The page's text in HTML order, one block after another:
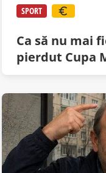
SPORT
Ca să nu mai
pierdut Cupa
va primi
Fotbal